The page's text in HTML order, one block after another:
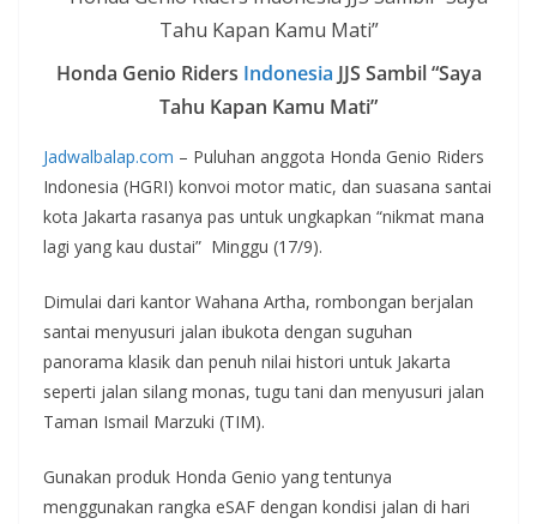
Honda Genio Riders Indonesia JJS Sambil “Saya
Tahu Kapan Kamu Mati”
Jadwalbalap.com – Puluhan anggota Honda Genio Riders
Indonesia (HGRI) konvoi motor matic, dan suasana santai
kota Jakarta rasanya pas untuk ungkapkan “nikmat mana
lagi yang kau dustai” Minggu (17/9).
Dimulai dari kantor Wahana Artha, rombongan berjalan
santai menyusuri jalan ibukota dengan suguhan
panorama klasik dan penuh nilai histori untuk Jakarta
seperti jalan silang monas, tugu tani dan menyusuri jalan
Taman Ismail Marzuki (TIM).
Gunakan produk Honda Genio yang tentunya
menggunakan rangka eSAF dengan kondisi jalan di hari